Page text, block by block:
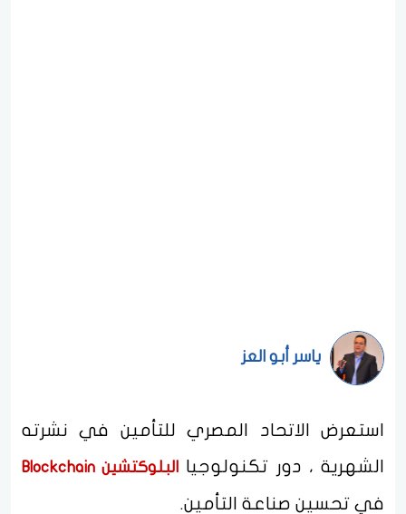
ياسر أبو العز
استعرض الاتحاد المصري للتأمين في نشرته
الشهرية ، دور تكنولوجيا
البلوكتشين Blockchain
في تحسين صناعة التأمين.